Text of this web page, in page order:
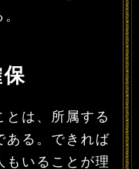
は、所属する
ある。できれば
もいることが理